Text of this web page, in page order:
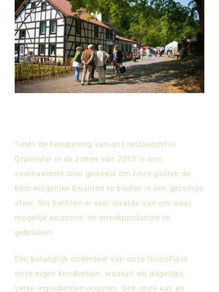
Sinds de heropening van ons restaurant in
Grünental in de zomer van 2015 is ons
voornaamste doel geweest om onze gasten de
best mogelijke kwaliteit te bieden in een gezellige
sfeer. Wij hechten er veel waarde aan om waar
mogelijk seizoens- en streekproducten te
gebruiken.
Een belangrijk onderdeel van onze filosofie is
onze eigen kruidentuin, waaruit wij dagelijks
verse ingrediënten oogsten. Ook onze kas en